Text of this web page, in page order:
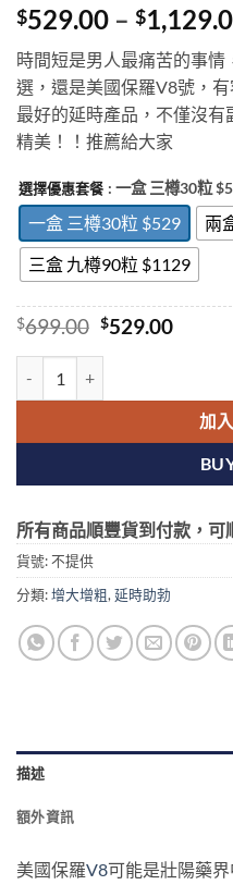
$529.00 – $
時間短是男人最痛苦的事情
選，還是美國保羅V8號，
最好的延時產品，不僅沒
精美！！推薦給大家
選擇優惠套餐 : 一盒 三樽30粒
一盒 三樽30粒 $529
兩
三盒 九樽90粒 $1129
$699.00 Original
$529.00Current
加
所有商品順豐貨到付款，
貨號:不提供
分類:增大增粗,延時助勃
描述
額外資訊
美國保羅V8可能是壯陽藥